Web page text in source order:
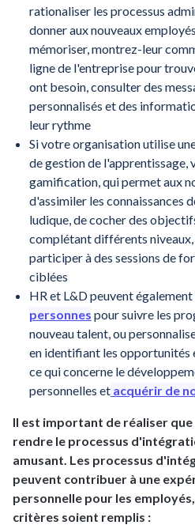
rationaliser les processus
donner aux nouveaux
mémoriser, montrez-leur
ligne de l'entreprise pour
ont besoin, consulter des
personnalisés et des
leur rythme
Si votre organisation utilise
de gestion de l'apprentissage,
gamification, qui permet aux
d'assimiler les connaissances
ludique, de cocher des
complétant différents
participer à des sessions de
ciblées
HR et L&D peuvent
personnes pour suivre les
nouveau talent, ou
en identifiant les opportunités
ce qui concerne le
personnelles etacquérir de
Il est important de réaliser
rendre le processus
amusant. Les processus
peuvent contribuer à une
personnelle pour les
critères soient remplis :